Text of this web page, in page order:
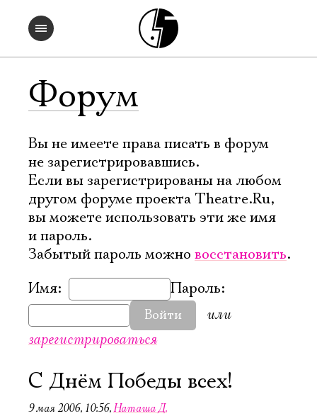
Форум
Вы не имеете права писать в форум
не зарегистрировавшись.
Если вы зарегистрированы на любом
другом форуме проекта Theatre.Ru,
вы можете использовать эти же имя
и пароль.
Забытый пароль можно восстановить.
Имя:
Пароль:
Войти
или
зарегистрироваться
С Днём Победы всех!
9 мая 2006, 10:56,Наташа Д.